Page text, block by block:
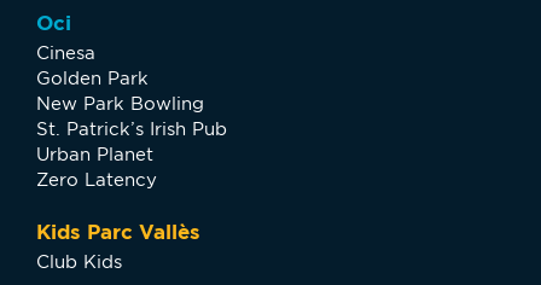
Oci
Cinesa
Golden Park
New Park Bowling
St. Patrick’s Irish Pub
Urban Planet
Zero Latency
Kids Parc Vallès
Club Kids